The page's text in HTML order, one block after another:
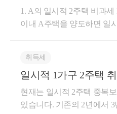
지만, 이도 곧 양도세와 일
로 연장될 예정입니다. 2. 비조정지역으로 변경될 경우
비과세 가능합니다. -취득
택을 취득한다면 취득세는
취득세율이 적용됩니다. 따
하실 필요는 없습니다. 도움이 되셨길 바랍니다. 감사
합니다.
1. A의 일시적 2주택 비과
이내 A주택을 양도하면 일
로 A주택을 양도하시면 됩니다. 2. C의 취득세
의 계약+취득 당시 , B와 C
주택 취득일로부터 1년 이
세는 중과되지 않고 일시적
취득세
일시적 1가구 2주택
현재는 일시적 2주택 중복
있습니다. 기존의 2년에서